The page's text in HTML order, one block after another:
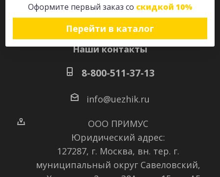
Оформите первый заказ со скидкой 10%
Перейти в каталог
Наши контакты
8-800-511-37-13
info@uezhik.ru
ООО ПРИМУС
Юридический адрес:
127287, г. Москва, вн. тер. г.
муниципальный округ Савеловский,